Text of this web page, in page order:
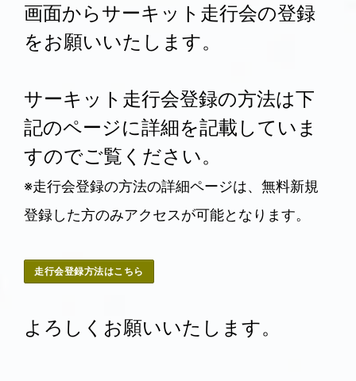
画面からサーキット走行会の登録
をお願いいたします。
サーキット走行会登録の方法は下
記のページに詳細を記載していま
すのでご覧ください。
※走行会登録の方法の詳細ページは、無料新規
登録した方のみアクセスが可能となります。
走行会登録方法はこちら
よろしくお願いいたします。